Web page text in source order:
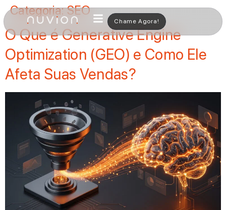
Chame Agora!
Categoria:SEO
O Que é Generative Engine
Optimization (GEO) e Como Ele
Afeta Suas Vendas?